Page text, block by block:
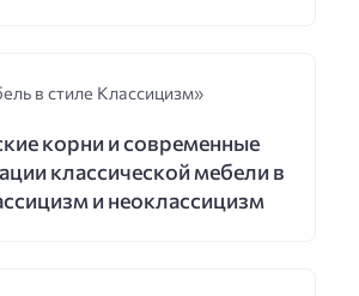
в стиле Классицизм»
корни и современные
классической мебели в
и неоклассицизм